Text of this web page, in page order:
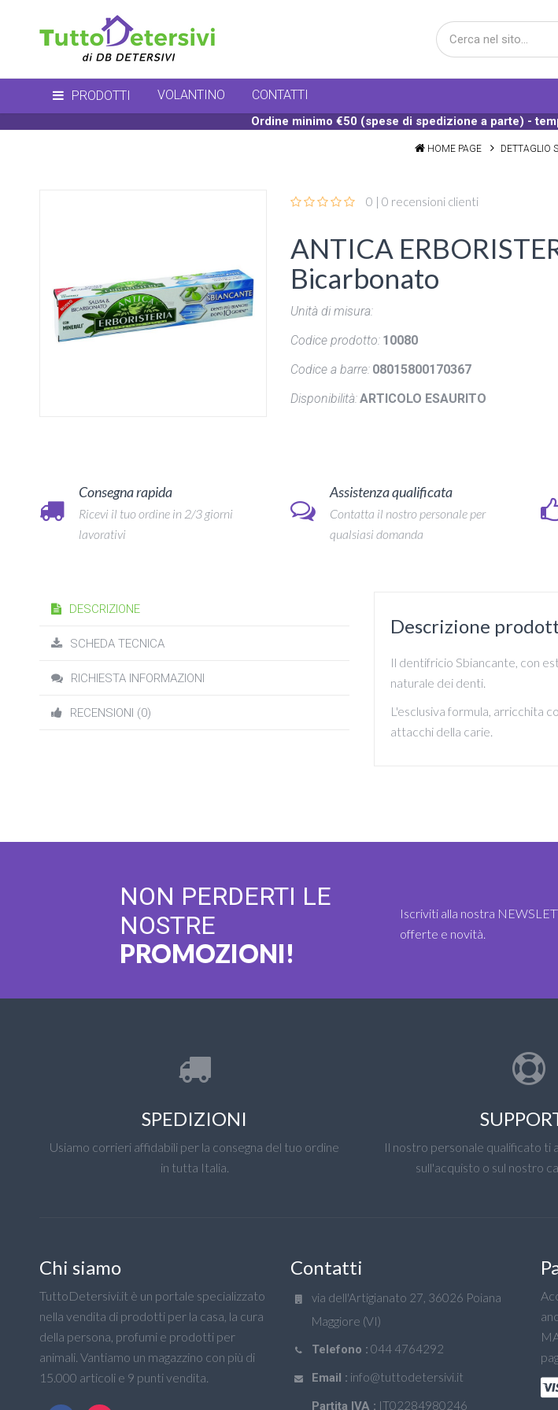
PRODOTTI VOLANTINO CONTATTI
Ordine minimo €50 (spese di spedizione a parte) -
HOME PAGE DETTAGLIO
0 | 0 recensioni clienti
ANTICA
Bicarbonato
Unità di misura:
Codice prodotto: 10080
Codice a barre: 08015800170367
Disponibilità:ARTICOLO ESAURITO
Consegna rapida
Ricevi il tuo ordine in 2/3 giorni
lavorativi
Assistenza qualificata
Contatta il nostro personale per
qualsiasi domanda
DESCRIZIONE
SCHEDA TECNICA
RICHIESTA INFORMAZIONI
RECENSIONI (0)
Descrizione
Il dentifricio Sbiancante, con
naturale dei denti.
L'esclusiva formula, arricchita
attacchi della carie.
NON PERDERTI LE
NOSTRE
PROMOZIONI!
Iscriviti alla nostra
offerte e novità.
SPEDIZIONI
Usiamo corrieri affidabili per la consegna del tuo ordine
in tutta Italia.
Il nostro personale qualificato ti
sull'acquisto o sul nostro
Chi siamo
TuttoDetersivi.it è un portale specializzato
nella vendita di prodotti per la casa, la cura
della persona, profumi e prodotti per
animali. Vantiamo un magazzino con più di
15.000 articoli e 9 punti vendita.
Contatti
via dell'Artigianato 27, 36026 Poiana
Maggiore (VI)
Telefono : 044 4764292
Email : info@tuttodetersivi.it
Partita IVA : IT02284980246